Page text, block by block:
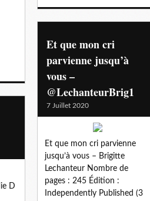
Et que mon cri
parvienne jusqu’à
vous –
@LechanteurBrig1
7 Juillet 2020
Et que mon cri parvienne
jusqu’à vous – Brigitte
Lechanteur Nombre de
pages : 245 Édition :
Independently Published (3
D